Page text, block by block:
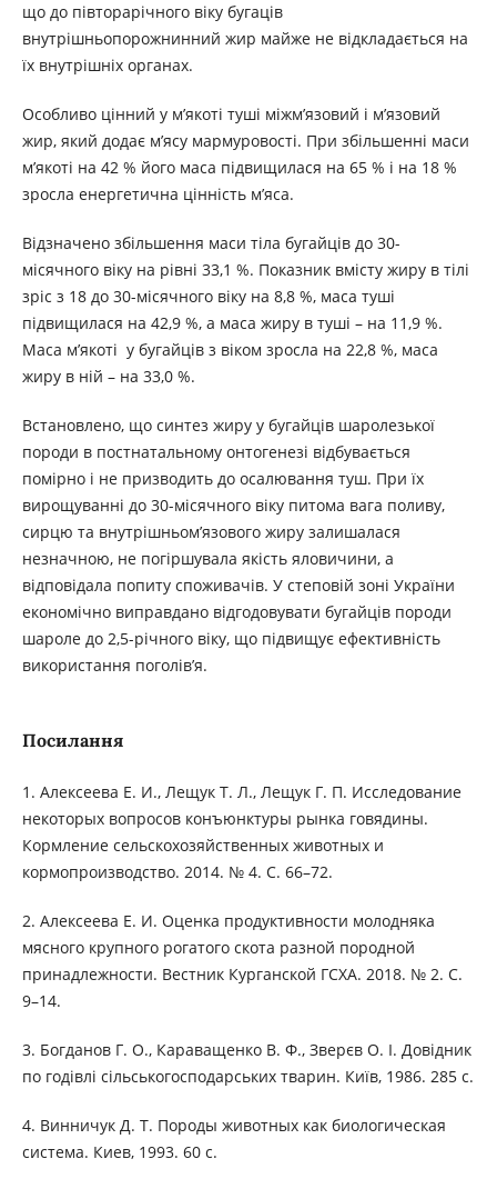
що до півторарічного віку бугаців
внутрішньопорожнинний жир майже не відкладається на
їх внутрішніх органах.
Особливо цінний у м’якоті туші міжм’язовий і м’язовий
жир, який додає м’ясу мармуровості. При збільшенні маси
м’якоті на 42 % його маса підвищилася на 65 % і на 18 %
зросла енергетична цінність м’яса.
Відзначено збільшення маси тіла бугайців до 30-
місячного віку на рівні 33,1 %. Показник вмісту жиру в тілі
зріс з 18 до 30-місячного віку на 8,8 %, маса туші
підвищилася на 42,9 %, а маса жиру в туші – на 11,9 %.
Маса м’якоті у бугайців з віком зросла на 22,8 %, маса
жиру в ній – на 33,0 %.
Встановлено, що синтез жиру у бугайців шаролезької
породи в постнатальному онтогенезі відбувається
помірно і не призводить до осалювання туш. При їх
вирощуванні до 30-місячного віку питома вага поливу,
сирцю та внутрішньом’язового жиру залишалася
незначною, не погіршувала якість яловичини, а
відповідала попиту споживачів. У степовій зоні України
економічно виправдано відгодовувати бугайців породи
шароле до 2,5-річного віку, що підвищує ефективність
використання поголів’я.
Посилання
1. Алексеева Е. И., Лещук Т. Л., Лещук Г. П. Исследование
некоторых вопросов конъюнктуры рынка говядины.
Кормление сельскохозяйственных животных и
кормопроизводство. 2014. № 4. С. 66–72.
2. Алексеева Е. И. Оценка продуктивности молодняка
мясного крупного рогатого скота разной породной
принадлежности. Вестник Курганской ГСХА. 2018. № 2. С.
9–14.
3. Богданов Г. О., Караващенко В. Ф., Зверєв О. І. Довідник
по годівлі сільськогосподарських тварин. Київ, 1986. 285 с.
4. Винничук Д. Т. Породы животных как биологическая
система. Киев, 1993. 60 с.